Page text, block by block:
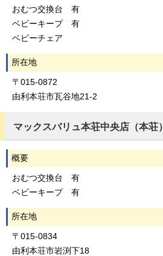
おむつ交換台 有
ベビーキープ 有
ベビーチェア
所在地
〒015-0872
由利本荘市瓦谷地21-2
マックスバリュ本荘中央店（本荘）
概要
おむつ交換台 有
ベビーキープ 有
所在地
〒015-0834
由利本荘市岩渕下18